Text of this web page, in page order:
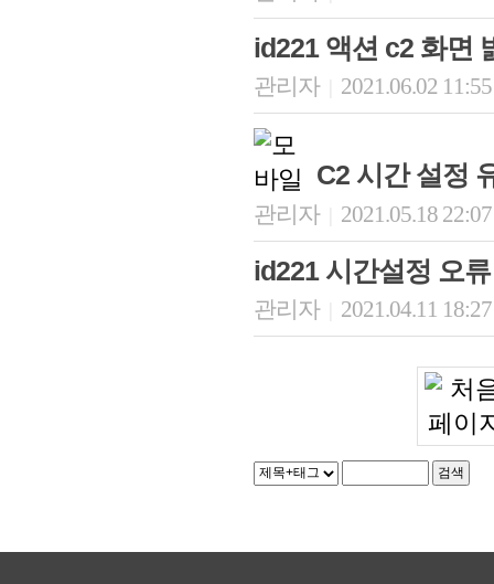
id221 액션 c2 화면
관리자 2021.06.02
C2 시간 설정
관리자 2021.05.18
id221 시간설정 오
관리자 2021.04.11